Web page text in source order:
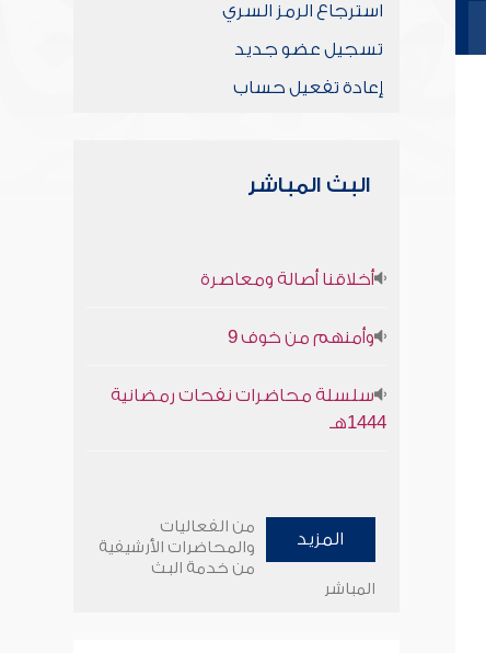
استرجاع الرمز السري
تسجيل عضو جديد
إعادة تفعيل حساب
البث المباشر
أخلاقنا أصالة ومعاصرة
وأمنهم من خوف 9
سلسلة محاضرات نفحات رمضانية
1444هـ
المزيد
من الفعاليات
والمحاضرات الأرشيفية
من خدمة البث
المباشر